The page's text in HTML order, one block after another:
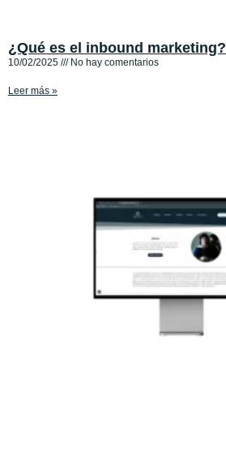
¿Qué es el inbound marketing?
10/02/2025 No hay comentarios
Leer más »